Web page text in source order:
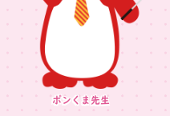
ポンくま先生